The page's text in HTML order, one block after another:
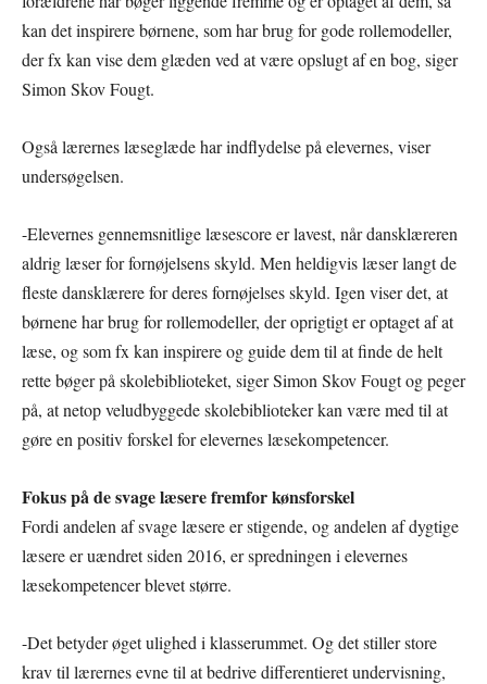
kan det inspirere børnene, som har brug for gode rollemodeller,
der fx kan vise dem glæden ved at være opslugt af en bog, siger
Simon Skov Fougt.
Også lærernes læseglæde har indflydelse på elevernes, viser
undersøgelsen.
-Elevernes gennemsnitlige læsescore er lavest, når dansklæreren
aldrig læser for fornøjelsens skyld. Men heldigvis læser langt de
fleste dansklærere for deres fornøjelses skyld. Igen viser det, at
børnene har brug for rollemodeller, der oprigtigt er optaget af at
læse, og som fx kan inspirere og guide dem til at finde de helt
rette bøger på skolebiblioteket, siger Simon Skov Fougt og peger
på, at netop veludbyggede skolebiblioteker kan være med til at
gøre en positiv forskel for elevernes læsekompetencer.
Fokus på de svage læsere fremfor kønsforskel
Fordi andelen af svage læsere er stigende, og andelen af dygtige
læsere er uændret siden 2016, er spredningen i elevernes
læsekompetencer blevet større.
-Det betyder øget ulighed i klasserummet. Og det stiller store
krav til lærernes evne til at bedrive differentieret undervisning,